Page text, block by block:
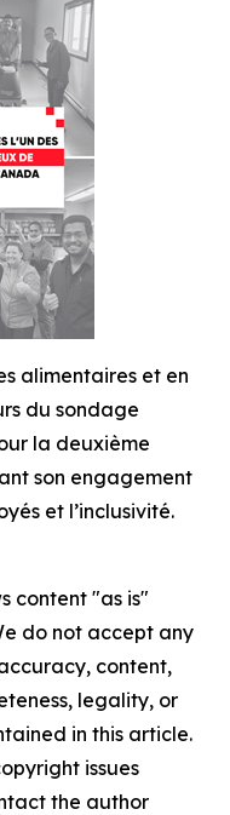
alimentaires et en
du sondage
la deuxième
son engagement
et l’inclusivité.
content "as is"
do not accept any
content,
legality, or
in this article.
issues
the author